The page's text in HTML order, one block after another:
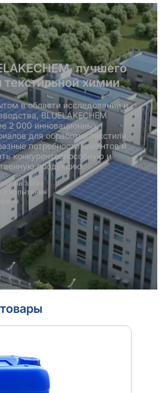
лучшего
текстильной химии
в области исследований и
BLUELAKECHEM
2 000 инновационных
для обработки текстиля,
потребности клиентов и
конкурентоспособную и
продукцию.
на заказ
и испытания